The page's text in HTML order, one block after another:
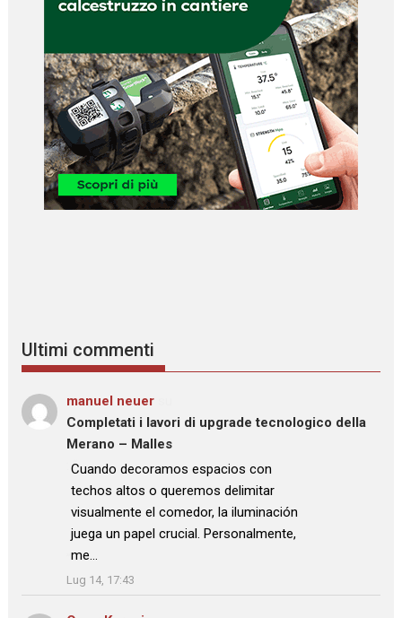
Ultimi commenti
manuel neuer
Completati i lavori di upgrade tecnologico della
Merano – Malles
: “
Cuando decoramos espacios con
techos altos o queremos delimitar
visualmente el comedor, la iluminación
juega un papel crucial. Personalmente,
me…
”
Lug 14, 17:43